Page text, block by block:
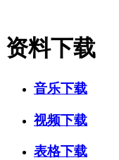
资料下载
音乐下载
视频下载
表格下载